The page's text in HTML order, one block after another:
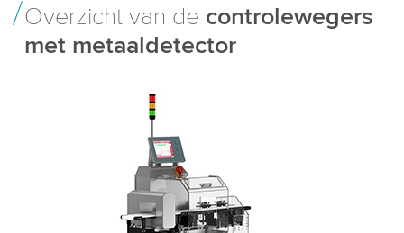
Overzicht van de controlewegers
met metaaldetector